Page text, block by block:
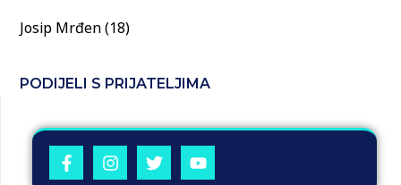
Josip Mrđen (18)
PODIJELI S PRIJATELJIMA